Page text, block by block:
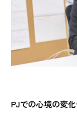
PJでの心境の変